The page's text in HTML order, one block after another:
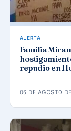
ALERTA
Familia
repudio en
06 DE AGOSTO